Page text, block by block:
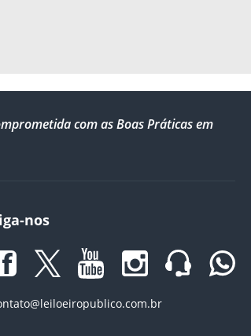
com as Boas Práticas em
nos